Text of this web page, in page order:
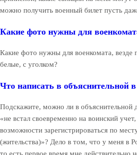
можно получить военный билет пусть
Какие фото нужны для
Какие фото нужны для военкомата, везде
белые, с уголком?
Что написать в объяснительной
Подскажите, можно ли в объяснительной
«не встал своевременно на воинский
возможности зарегистрироваться по
(жительства)»? Дело в том, что у меня в